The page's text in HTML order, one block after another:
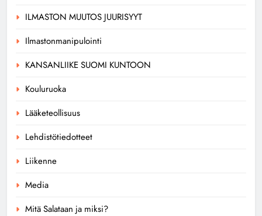
ILMASTON MUUTOS JUURISYYT
Ilmastonmanipulointi
KANSANLIIKE SUOMI KUNTOON
Kouluruoka
Lääketeollisuus
Lehdistötiedotteet
Liikenne
Media
Mitä Salataan ja miksi?